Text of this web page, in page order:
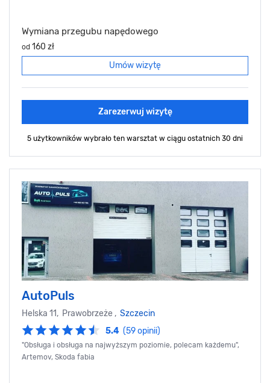
Wymiana przegubu napędowego
od 160 zł
Umów wizytę
Zarezerwuj wizytę
5 użytkowników wybrało ten warsztat w ciągu ostatnich 30 dni
AutoPuls
Helska 11, Prawobrzeże , Szczecin
5.4 (59 opinii)
"Obsługa i obsługa na najwyższym poziomie, polecam każdemu",
Artemov, Skoda fabia